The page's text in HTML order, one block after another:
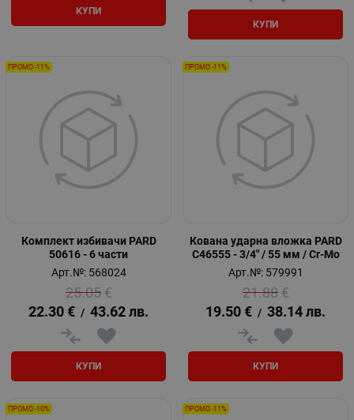
КУПИ
КУПИ
Комплект избивачи PARD
50616 - 6 части
Арт.№: 568024
25.05 €
22.30 € / 43.62 лв.
КУПИ
ПРОМО -11%
Кована ударна вложка PARD
C46555 - 3/4" / 55 мм / Cr-Mo
Арт.№: 579991
21.88 €
19.50 € / 38.14 лв.
КУПИ
ПРОМО -11%
ПРОМО -10% ПРОМО -11%